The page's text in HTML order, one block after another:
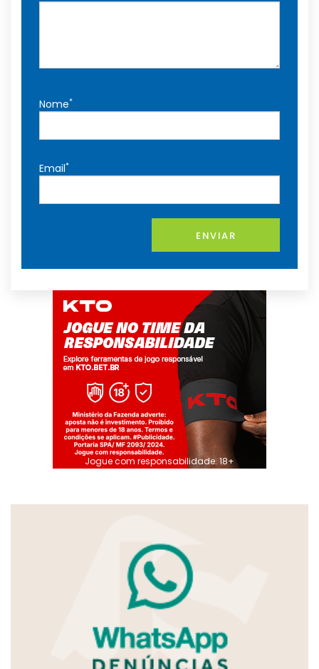
Nome*
Email*
ENVIAR
Jogue com responsabilidade. 18+